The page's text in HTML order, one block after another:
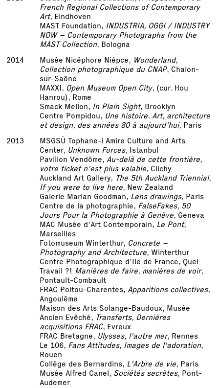
French Regional Collections of Contemporary
Art, Eindhoven
MAST Foundation, INDUSTRIA, OGGI / INDUSTRY
NOW – Contemporary Photographs from the
MAST Collection, Bologna
2014
Musée Nicéphore Niépce, Wonderland,
Collection photographique du CNAP, Chalon-
sur-Saône
MAXXI, Open Museum Open City, (cur. Hou
Hanrou), Rome
Smack Mellon, In Plain Sight, Brooklyn
Centre Pompidou, Une histoire. Art, architecture
et design, des années 80 à aujourd’hui, Paris
2013
MSGSÜ Tophane-i Amire Culture and Arts
Center, Unknown Forces, Istanbul
Pavillon Vendôme,Au-delà de cette frontière,
votre ticket n'est plus valable, Clichy
Auckland Art Gallery, The 5th Auckland Triennial,
If you were to live here, New Zealand
Galerie Marian Goodman, Lens drawings, Paris
Centre de la photographie, FalseFakes, 50
Jours Pour la Photographie à Genève, Geneva
MAC Musée d'Art Contemporain, Le Pont,
Marseilles
Fotomuseum Winterthur, Concrete –
Photography and Architecture, Winterthur
Centre Photographique d'Ile de France, Quel
Travail ?! Manières de faire, manières de voir,
Pontault-Combault
FRAC Poitou-Charentes,Apparitions collectives,
Angoulême
Maison des Arts Solange-Baudoux, Musée
Ancien Evêché, Transferts, Dernières
acquisitions FRAC, Evreux
FRAC Bretagne, Ulysses, l'autre mer, Rennes
Le 106, Fans Attitudes, Images de l'adoration,
Rouen
Collège des Bernardins, L'Arbre de vie, Paris
Musée Alfred Canel, Sociétés secrètes, Pont-
Audemer